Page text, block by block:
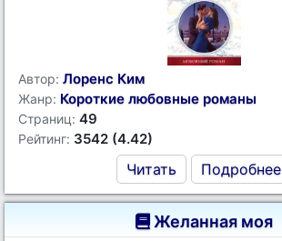
Автор: Лоренс Ким
Жанр: Короткие любовные романы
Страниц: 49
Рейтинг: 3542 (4.42)
Читать Подробнее
Желанная моя